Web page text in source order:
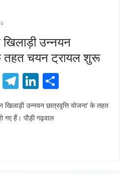
खिलाड़ी उन्नयन
तहत चयन ट्रायल शुरू
X T
el
e
gr
Li
k
e
h
ar
खिलाड़ी उन्नयन छात्रवृत्ति योजना’ के तहत
गए हैं। पौड़ी गढ़वाल